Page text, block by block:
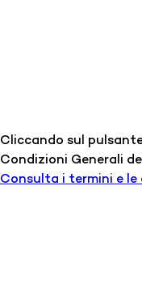
Cliccando sul
Condizioni Generali
Consulta i termini e le